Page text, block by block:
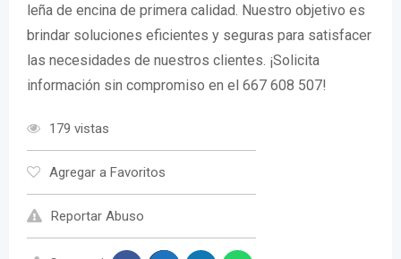
leña de encina de primera calidad. Nuestro objetivo es
brindar soluciones eficientes y seguras para satisfacer
las necesidades de nuestros clientes. ¡Solicita
información sin compromiso en el 667 608 507!
179 vistas
Agregar a Favoritos
Reportar Abuso